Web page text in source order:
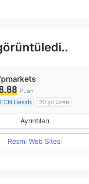
Puan
ECN Hesabı
20 yıl üzeri
Düzenleyici Ülke/Bölge: Avustralya
Pazar Yapıcılık (MM)
MT4 Tam Lisans
Ayrıntıları
Resmi Web Sitesi